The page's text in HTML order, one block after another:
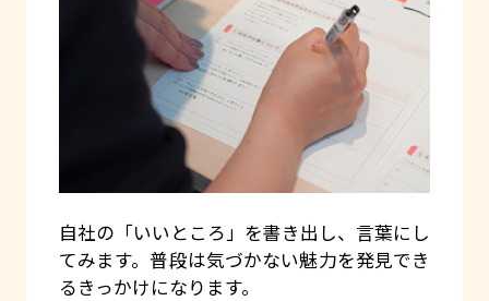
自社の「いいところ」を書き出し、言葉にし
てみます。普段は気づかない魅力を発見でき
るきっかけになります。